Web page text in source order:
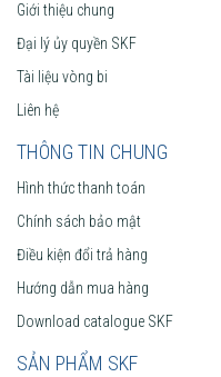
Giới thiệu chung
Đại lý ủy quyền SKF
Tài liệu vòng bi
Liên hệ
THÔNG TIN CHUNG
Hình thức thanh toán
Chính sách bảo mật
Điều kiện đổi trả hàng
Hướng dẫn mua hàng
Download catalogue SKF
SẢN PHẨM SKF